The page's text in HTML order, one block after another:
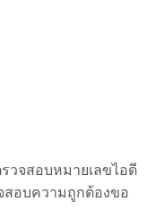
วจสอบหมายเลขไอดี
สอบความถูกต้องขอ